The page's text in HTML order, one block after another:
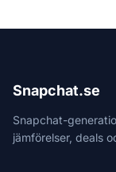
Snapchat.se
Snapchat-
jämförelser, deals